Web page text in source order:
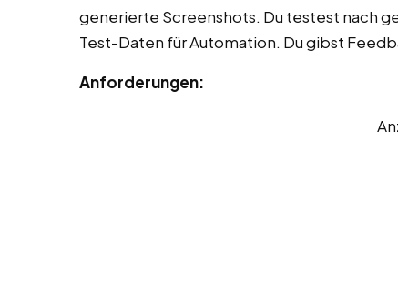
generierte Screenshots. Du testest nach
Test-Daten für Automation. Du gibst
Anforderungen: